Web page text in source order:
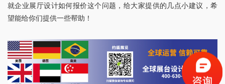
就企业展厅设计如何报价这个问题，给大家提供的几点小建议，希
望能给你们提供一些帮助！